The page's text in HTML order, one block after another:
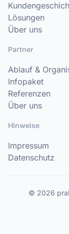
Lösungen
Über uns
Partner
Ablauf &
Infopaket
Referenzen
Über uns
Hinweise
Impressum
Datenschutz
© 2026